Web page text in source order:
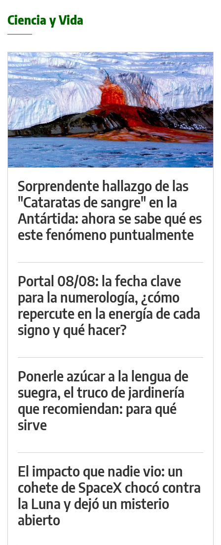
Ciencia y Vida
Sorprendente hallazgo de las
"Cataratas de sangre" en la
Antártida: ahora se sabe qué es
este fenómeno puntualmente
Portal 08/08: la fecha clave
para la numerología, ¿cómo
repercute en la energía de cada
signo y qué hacer?
Ponerle azúcar a la lengua de
suegra, el truco de jardinería
que recomiendan: para qué
sirve
El impacto que nadie vio: un
cohete de SpaceX chocó contra
la Luna y dejó un misterio
abierto